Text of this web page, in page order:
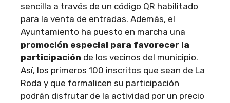
sencilla a través de un código QR habilitado
para la venta de entradas. Además, el
Ayuntamiento ha puesto en marcha una
promoción especial para favorecer la
participación de los vecinos del municipio.
Así, los primeros 100 inscritos que sean de La
Roda y que formalicen su participación
podrán disfrutar de la actividad por un precio